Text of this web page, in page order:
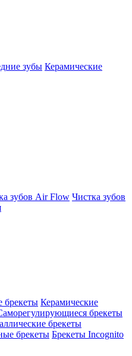
зубы Керамические
зубов Air Flow Чистка зубов
брекеты Керамические
брекеты
брекеты
брекеты Брекеты Incognito